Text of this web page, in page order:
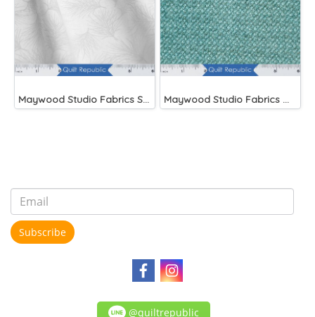
Maywood Studio Fabrics Solitaire Whites Maywood Studio Fabrics Woolies Flannel Green
Subscribe
@quiltrepublic